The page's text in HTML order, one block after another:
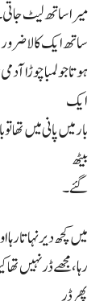
میرا ساتھ لیٹ
ساتھ ایک کالا ضرور
ہوتا جو لمبا چوڑا
ایک
بار میں پانی میں
بیٹھ
گئے۔
میں کچھ دیر نہاتا
رہا، مجھے ڈر نہیں